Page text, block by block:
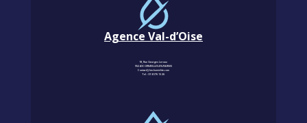
Agence Val-d’Oise
18, Rue Georges Leroux
95240 CORMEILLES-EN-PARISIS
Contact@km-humidite.com
Tel :01 30 76 13 26